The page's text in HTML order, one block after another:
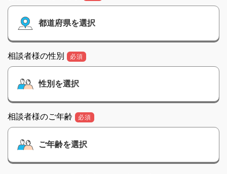
相談者様の性別 必須
相談者様のご年齢 必須